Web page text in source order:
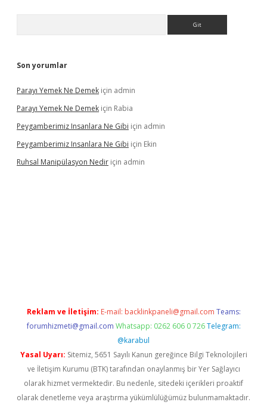
Son yorumlar
Parayı Yemek Ne Demek için admin
Parayı Yemek Ne Demek için Rabia
Peygamberimiz Insanlara Ne Gibi için admin
Peygamberimiz Insanlara Ne Gibi için Ekin
Ruhsal Manipülasyon Nedir için admin
Reklam ve İletişim: E-mail: backlinkpaneli@gmail.com Teams:
forumhizmeti@gmail.com Whatsapp: 0262 606 0 726 Telegram:
@karabul
Yasal Uyarı: Sitemiz, 5651 Sayılı Kanun gereğince Bilgi Teknolojileri
ve İletişim Kurumu (BTK) tarafından onaylanmış bir Yer Sağlayıcı
olarak hizmet vermektedir. Bu nedenle, sitedeki içerikleri proaktif
olarak denetleme veya araştırma yükümlülüğümüz bulunmamaktadır.